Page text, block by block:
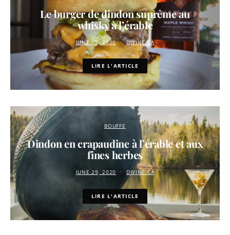
Le burger de dindon suprême au
whisky à l’érable
JUNE 17, 2020 DIVINE.CA
LIRE L'ARTICLE
BOUFFE
Dindon en crapaudine à l’érable et aux
fines herbes
JUNE 29, 2020 DIVINE.CA
LIRE L'ARTICLE